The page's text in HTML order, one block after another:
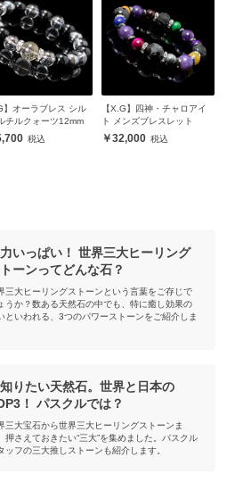
】オーラブレス シル
チルクォーツ12mm
【X.G】四神・チャロアイ
ト メンズブレスレット
32,000
いっぱい！ 世界三大ヒーリング
ーンってどんな石？
三大ヒーリングストーンという言葉をご存じで
うか？数ある天然石の中でも、特に癒し効果の
といわれる、3つのパワーストーンをご紹介しま
りたい天然石。世界と日本の
！ パスクルでは？
三大宝石から世界三大ヒーリングストーンま
押さえておきたい“三大”を集めました。パスクル
ッフの三大推しストーンも紹介します。